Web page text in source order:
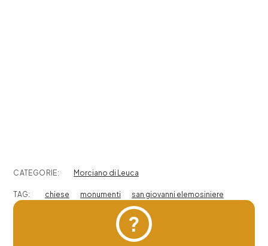
CATEGORIE: Morciano di Leuca
TAG: chiese monumenti san giovanni elemosiniere
?